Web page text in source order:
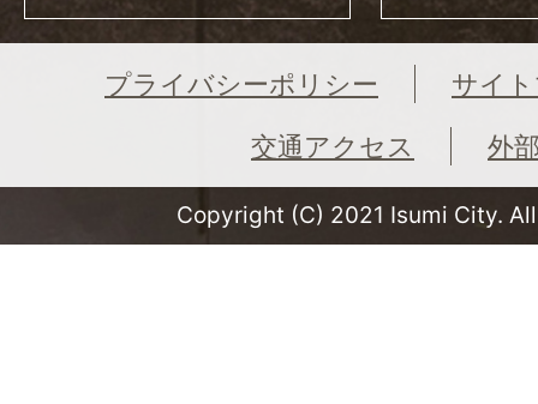
プライバシーポリシー
サイ
交通アクセス
外
Copyright (C) 2021 Isumi City.